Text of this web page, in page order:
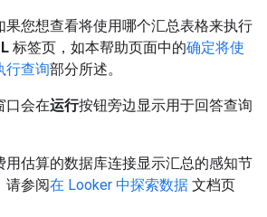
果您想查看将使用哪个汇总表格来执行
标签页，如本帮助页面中的确定将使
行查询部分所述。
口会在运行按钮旁边显示用于回答查询
用估算的数据库连接显示汇总的感知节
请参阅在 Looker 中探索数据 文档页